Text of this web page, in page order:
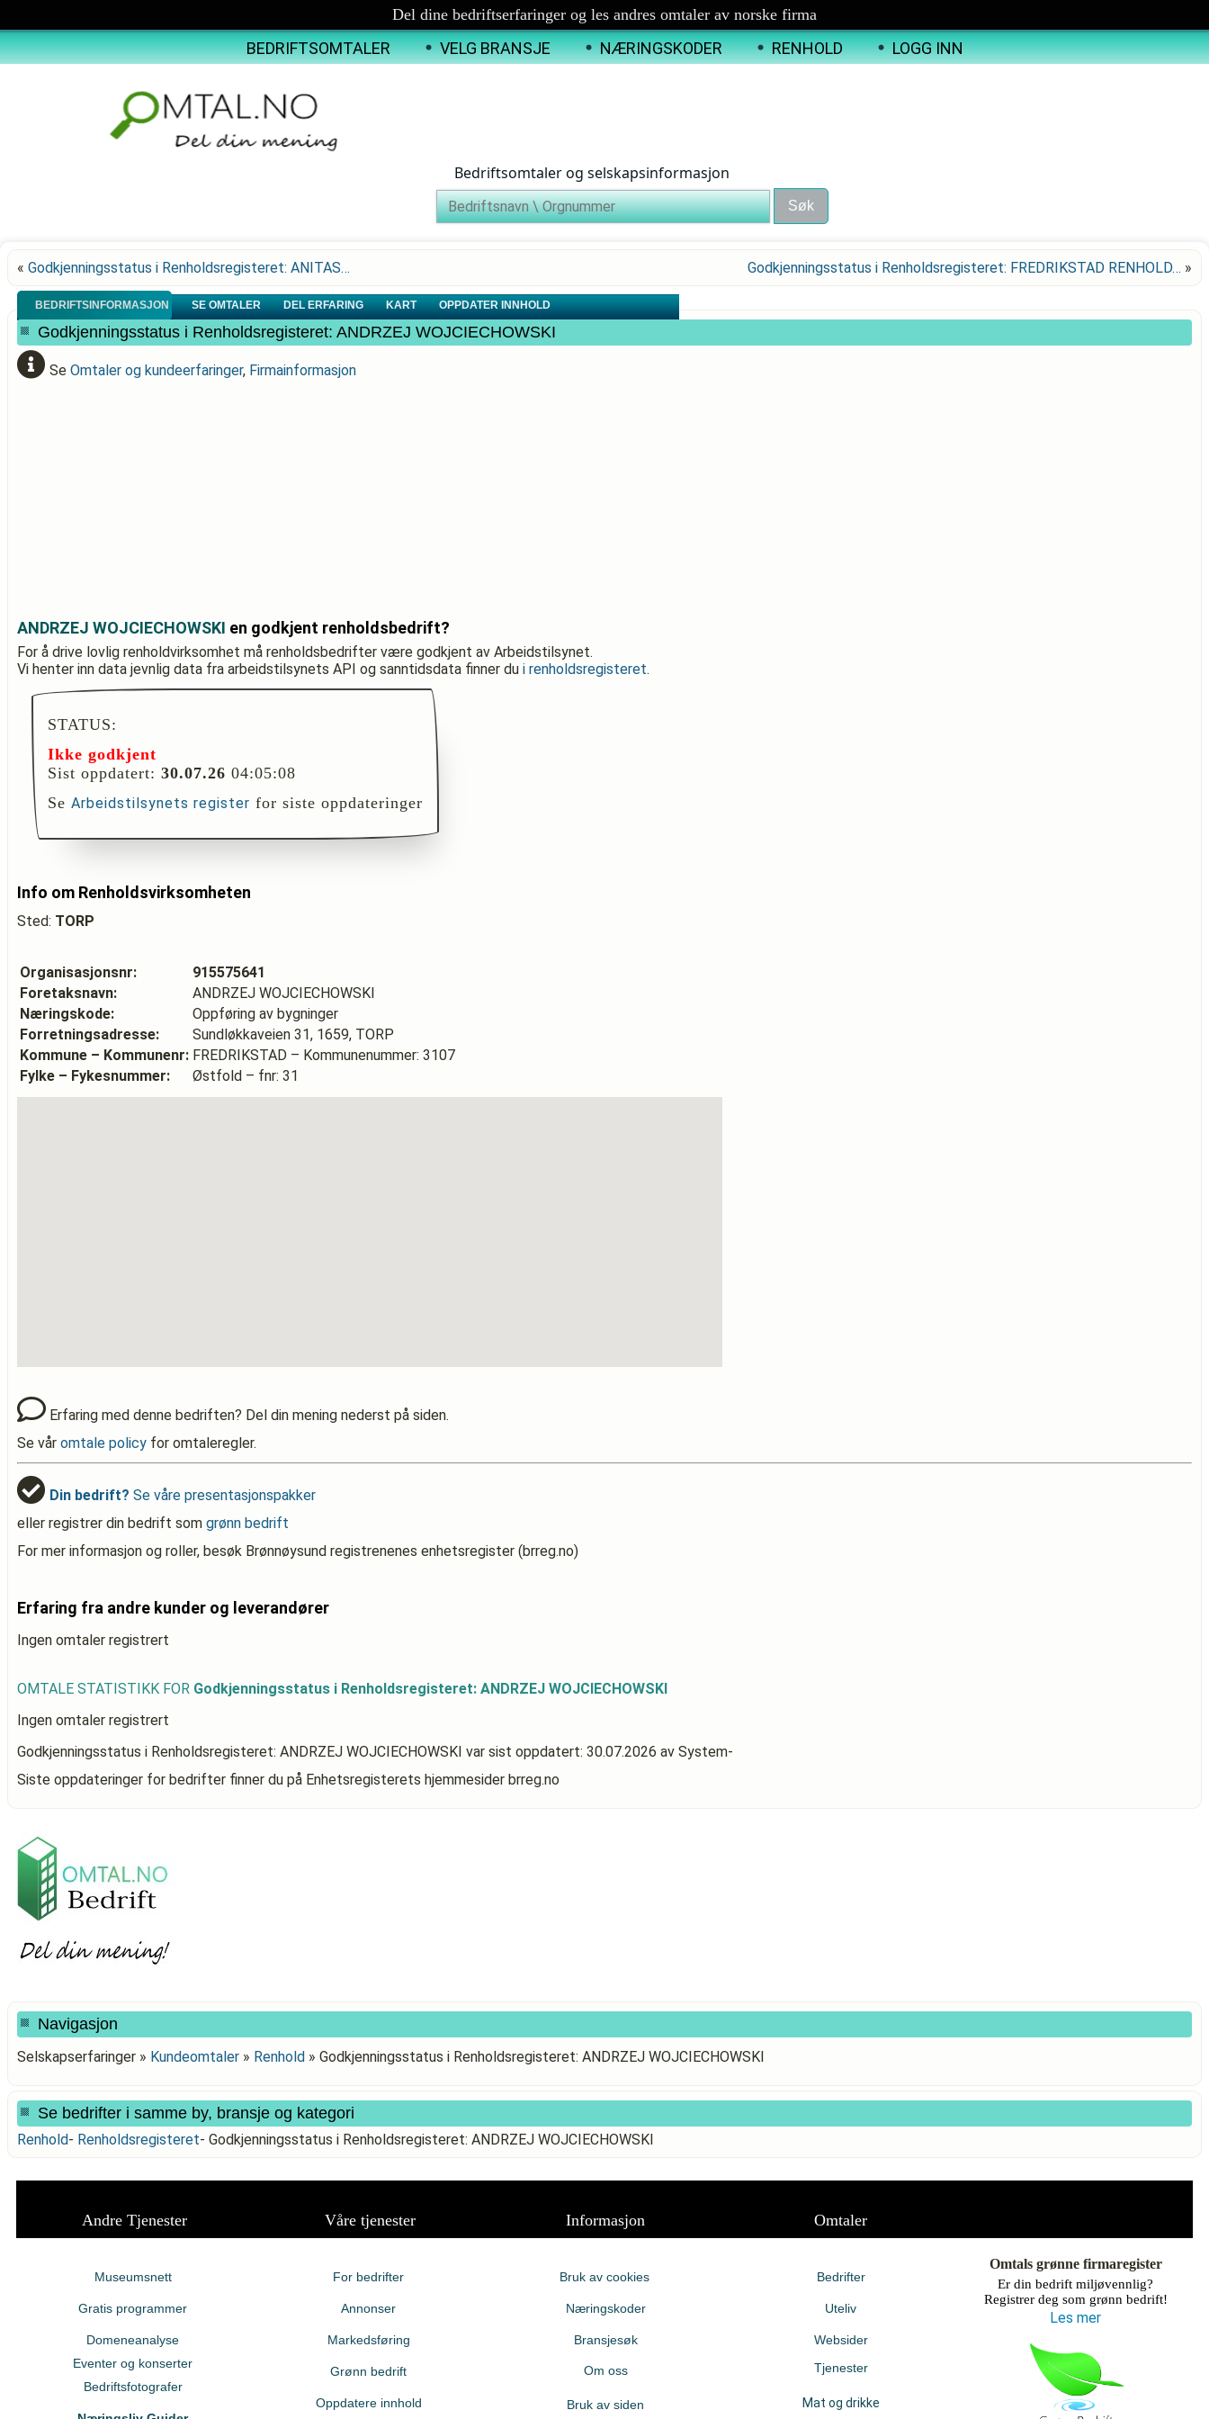
Del dine bedriftserfaringer og les andres omtaler av norske firma
BEDRIFTSOMTALER VELG BRANSJE NÆRINGSKODER RENHOLD LOGG INN
Bedriftsomtaler og selskapsinformasjon
« Godkjenningsstatus i Renholdsregisteret: ANITAS… Godkjenningsstatus i Renholdsregisteret: FREDRIKSTAD RENHOLD… »
BEDRIFTSINFORMASJON SE OMTALER DEL ERFARING KART OPPDATER INNHOLD
Godkjenningsstatus i Renholdsregisteret: ANDRZEJ WOJCIECHOWSKI
Se Omtaler og kundeerfaringer, Firmainformasjon
ANDRZEJ WOJCIECHOWSKI en godkjent renholdsbedrift?
For å drive lovlig renholdvirksomhet må renholdsbedrifter være godkjent av Arbeidstilsynet.
Vi henter inn data jevnlig data fra arbeidstilsynets API og sanntidsdata finner du i renholdsregisteret.
STATUS:
Ikke godkjent
Sist oppdatert: 30.07.26 04:05:08
Se Arbeidstilsynets register for siste oppdateringer
Info om Renholdsvirksomheten
Sted: TORP
Organisasjonsnr:
915575641
Foretaksnavn:
ANDRZEJ WOJCIECHOWSKI
Næringskode:
Oppføring av bygninger
Forretningsadresse:
Sundløkkaveien 31, 1659, TORP
Kommune – Kommunenr: FREDRIKSTAD – Kommunenummer: 3107
Fylke – Fykesnummer:
Østfold – fnr: 31
Erfaring med denne bedriften? Del din mening nederst på siden.
Se vår omtale policy for omtaleregler.
Din bedrift? Se våre presentasjonspakker
eller registrer din bedrift som grønn bedrift
For mer informasjon og roller, besøk Brønnøysund registrenenes enhetsregister (brreg.no)
Erfaring fra andre kunder og leverandører
Ingen omtaler registrert
OMTALE STATISTIKK FOR Godkjenningsstatus i Renholdsregisteret: ANDRZEJ WOJCIECHOWSKI
Ingen omtaler registrert
Godkjenningsstatus i Renholdsregisteret: ANDRZEJ WOJCIECHOWSKI var sist oppdatert: 30.07.2026 av System-
Siste oppdateringer for bedrifter finner du på Enhetsregisterets hjemmesider brreg.no
Navigasjon
Selskapserfaringer » Kundeomtaler » Renhold » Godkjenningsstatus i Renholdsregisteret: ANDRZEJ WOJCIECHOWSKI
Se bedrifter i samme by, bransje og kategori
Renhold- Renholdsregisteret- Godkjenningsstatus i Renholdsregisteret: ANDRZEJ WOJCIECHOWSKI
Andre Tjenester Våre tjenester Informasjon Omtaler
Museumsnett
Gratis programmer
Domeneanalyse
Eventer og konserter
Bedriftsfotografer
For bedrifter
Annonser
Markedsføring
Grønn bedrift
Oppdatere innhold
Bruk av cookies
Næringskoder
Bransjesøk
Om oss
Bruk av siden
Bedrifter
Uteliv
Websider
Tjenester
Mat og drikke
Omtals grønne firmaregister
Er din bedrift miljøvennlig?
Registrer deg som grønn bedrift!
Les mer